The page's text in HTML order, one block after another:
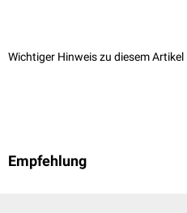
Wichtiger Hinweis zu diesem Artikel
Empfehlung